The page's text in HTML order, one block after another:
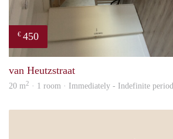
€ 450
van Heutzstraat
20 m2 · 1 room · Immediately - Indefinite period